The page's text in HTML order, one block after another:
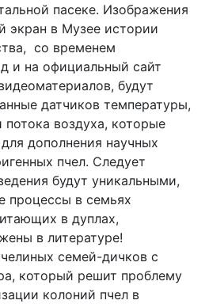
пасеке. Изображения
экран в Музее истории
со временем
и на официальный сайт
будут
датчиков температуры,
воздуха, которые
дополнения научных
пчел. Следует
будут уникальными,
процессы в семьях
в дуплах,
в литературе!
семей-дичков с
который решит проблему
колоний пчел в